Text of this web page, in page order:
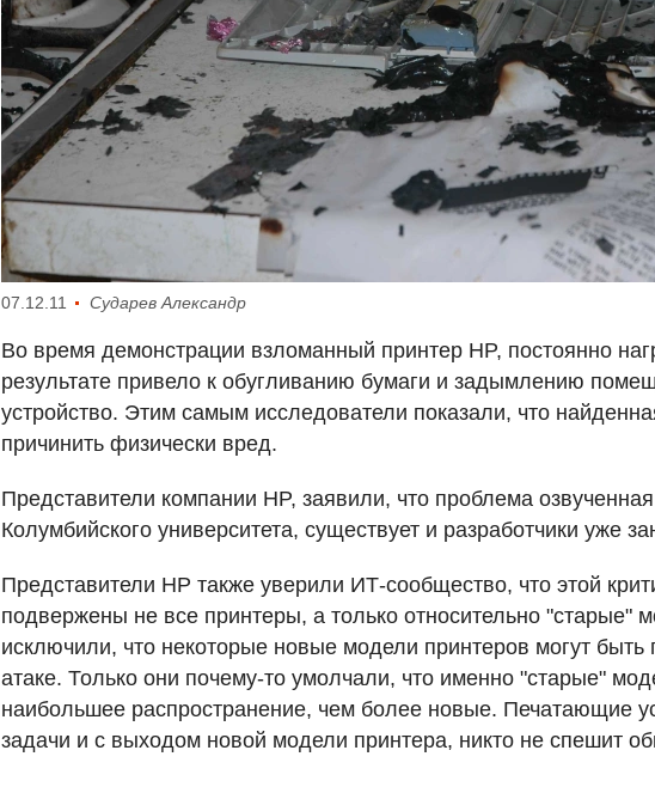
07.12.11 Сударев Александр
Во время демонстрации взломанный принтер HP, постоянно
результате привело к обугливанию бумаги и задымлению
устройство. Этим самым исследователи показали, что
причинить физически вред.
Представители компании HP, заявили, что проблема
Колумбийского университета, существует и разработчики уже
Представители HP также уверили ИТ-сообщество, что этой
подвержены не все принтеры, а только относительно "старые"
исключили, что некоторые новые модели принтеров могут
атаке. Только они почему-то умолчали, что именно "старые"
наибольшее распространение, чем более новые. Печатающие
задачи и с выходом новой модели принтера, никто не спешит